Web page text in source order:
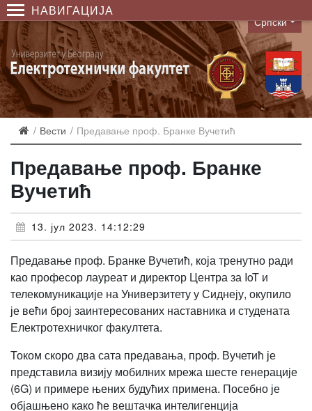
НАВИГАЦИЈА
Language
Српски
Вести Предавање проф. Бранке Вучетић
Предавање проф. Бранке
Вучетић
13. јул 2023. 14:12:29
Предавање проф. Бранке Вучетић, која тренутно ради
као професор лауреат и директор Центра за IoT и
телекомуникације на Универзитету у Сиднеју, окупило
је већи број заинтересованих наставника и студената
Електротехничког факултета.
Током скоро два сата предавања, проф. Вучетић је
представила визију мобилних мрежа шесте генерације
(6G) и примере њених будућих примена. Посебно је
објашњено како ће вештачка интелигенција